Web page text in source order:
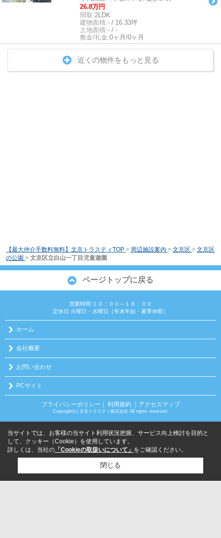
26.8万円
間取:2LDK
建物面積:- / 16.33坪
土地面積:- / -
敷金/礼金:0ヶ月/0ヶ月
近くの物件をもっと見る
【最大仲介手数料無料】文京トラスティTOP > 周辺施設案内 > 文京区 > 文京区
の公園 > 文京区立白山一丁目児童遊園
ページトップに戻る
営業時間:１０：００～１８：００
定休日:火曜日・水曜日（年末年始・夏季休暇）
ホーム
会社概要
お問い合わせ
PCサイト
プライバシーポリシー ｜ 利用規約 ｜アクセスマップ
Copyright(c) 文京トラスティ株式会社 All rights reserved.
当サイトでは、お客様の当サイト利用状況把握、サービス向上検討を目的と
して、クッキー（Cookie）を使用しています。
詳しくは、当社の 「Cookieの取扱いについて」 をご確認ください。
閉じる